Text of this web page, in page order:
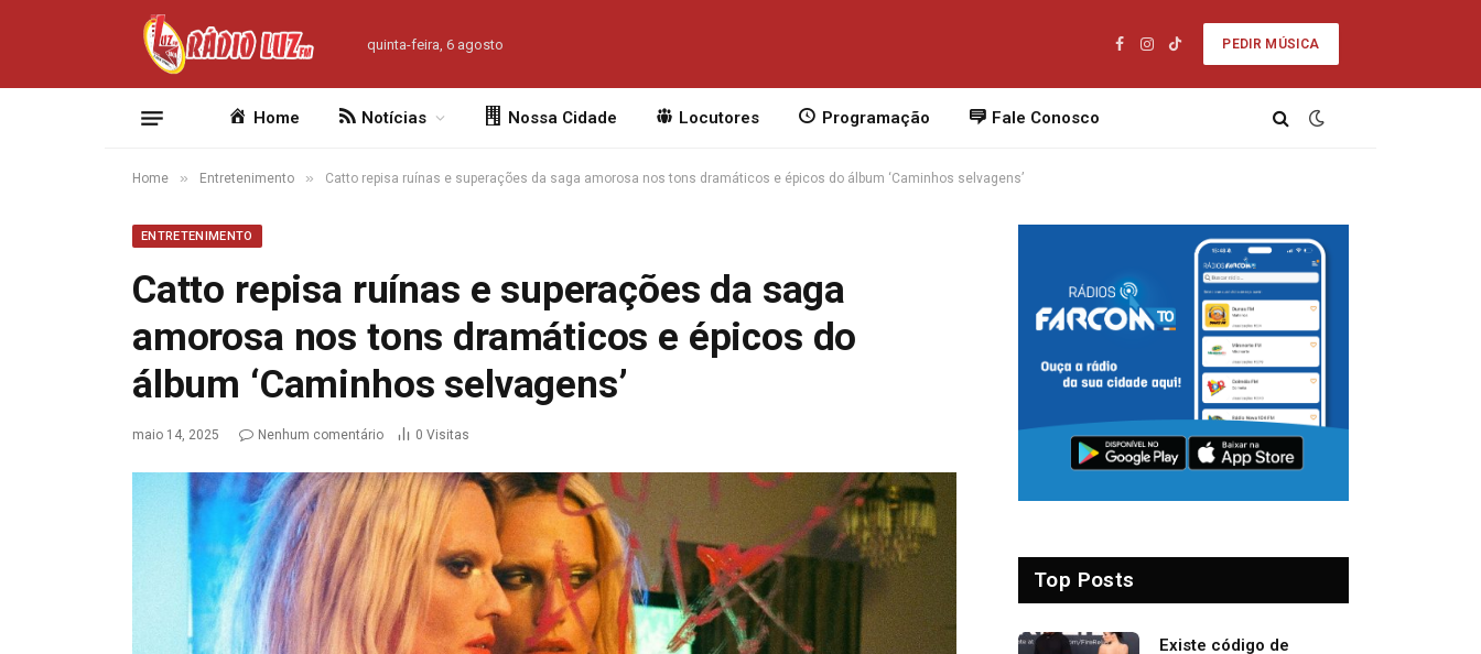
quinta-feira, 6 agosto
Facebook
Instagram
TikTok
PEDIR MÚSICA
Home Notícias Nossa Cidade Locutores Programação Fale Conosco
Home » Entretenimento » Catto repisa ruínas e superações da saga amorosa nos tons dramáticos e épicos do álbum ‘Caminhos selvagens’
ENTRETENIMENTO
Catto repisa ruínas e superações da saga
amorosa nos tons dramáticos e épicos do
álbum ‘Caminhos selvagens’
maio 14, 2025 Nenhum comentário 0 Visitas
Top Posts
Existe código de